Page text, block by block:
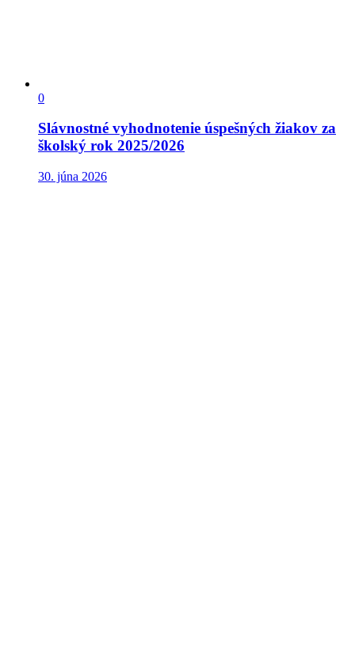
0
Slávnostné vyhodnotenie úspešných žiakov za
školský rok 2025/2026
30. júna 2026